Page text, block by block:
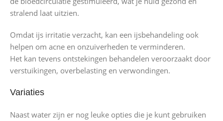
stralend laat uitzien.
Omdat ijs irritatie verzacht, kan een ijsbehandeling ook
helpen om acne en onzuiverheden te verminderen.
Het kan tevens ontstekingen behandelen veroorzaakt door
verstuikingen, overbelasting en verwondingen.
Variaties
Naast water zijn er nog leuke opties die je kunt gebruiken